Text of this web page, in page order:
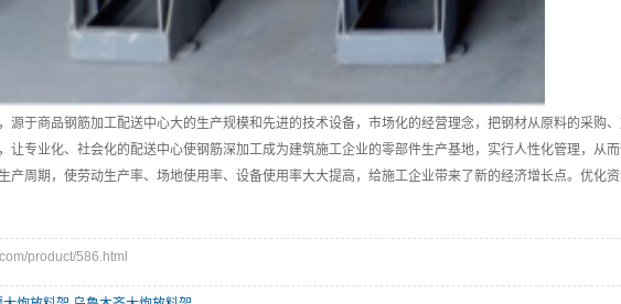
源于商品钢筋加工配送中心大的生产规模和先进的技术设备，市场化的经营理念，把钢材从原料的采购
让专业化、社会化的配送中心使钢筋深加工成为建筑施工企业的零部件生产基地，实行人性化管理，从
产周期，使劳动生产率、场地使用率、设备使用率大大提高，给施工企业带来了新的经济增长点。优化
product/586.html